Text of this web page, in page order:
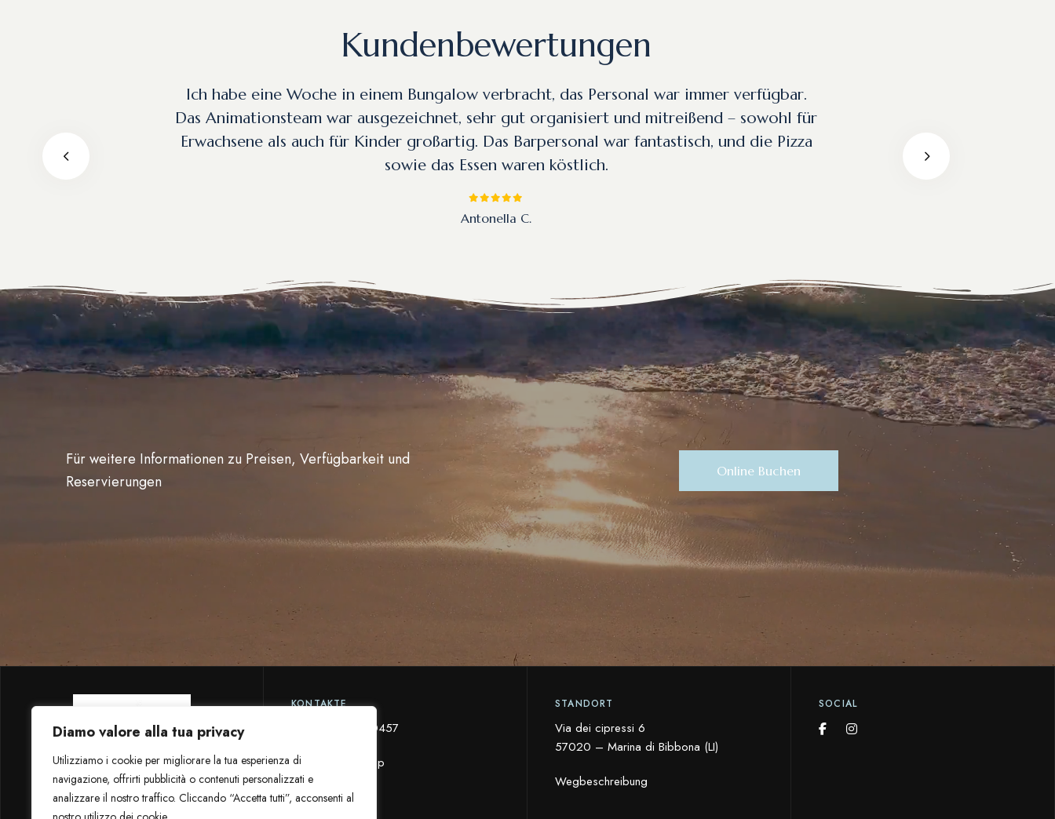
Diamo valore alla tua privacy
Utilizziamo i cookie per migliorare la tua esperienza di
navigazione, offrirti pubblicità o contenuti personalizzati e
analizzare il nostro traffico. Cliccando “Accetta tutti”, acconsenti al
Kundenbewertungen
Ich habe eine Woche in einem Bungalow verbracht, das Personal war immer verfügbar.
Das Animationsteam war ausgezeichnet, sehr gut organisiert und mitreißend – sowohl für
Erwachsene als auch für Kinder großartig. Das Barpersonal war fantastisch, und die Pizza
sowie das Essen waren köstlich.
Antonella C.
Tata61
Alessandro
Laura B.
Fiorella7272
Für weitere Informationen zu Preisen, Verfügbarkeit und
Reservierungen
Online Buchen
KONTAKTE
(+39) 0586 600457
Chat WhatsApp
STANDORT
Via dei cipressi 6
57020 – Marina di Bibbona (LI)
Wegbeschreibung
SOCIAL